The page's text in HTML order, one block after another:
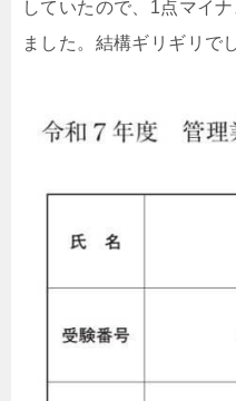
していたので、1点マイ
ました。結構ギリギリで